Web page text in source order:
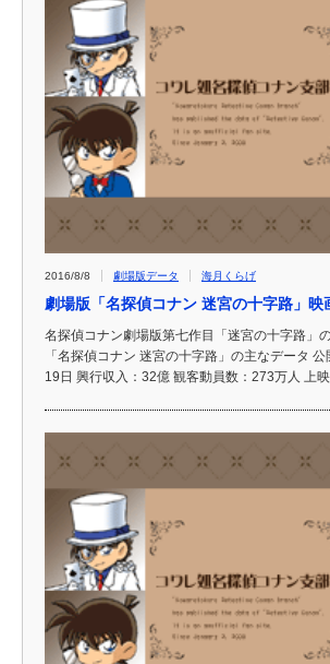
2016/8/8 劇場版データ 海月くらげ
劇場版「名探偵コナン 迷宮の十字路」映
名探偵コナン劇場版第七作目「迷宮の十字路」
「名探偵コナン 迷宮の十字路」の主なデータ
19日 興行収入：32億 観客動員数：273万人 上